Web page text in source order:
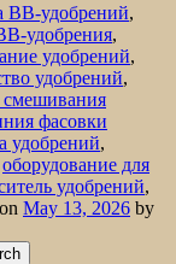
BB-удобрений,
удобрения,
удобрений,
удобрений,
фасовки
удобрений,
оборудование для
удобрений,
on May 13, 2026 by